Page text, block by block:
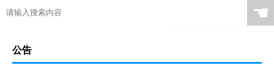
☚
公告